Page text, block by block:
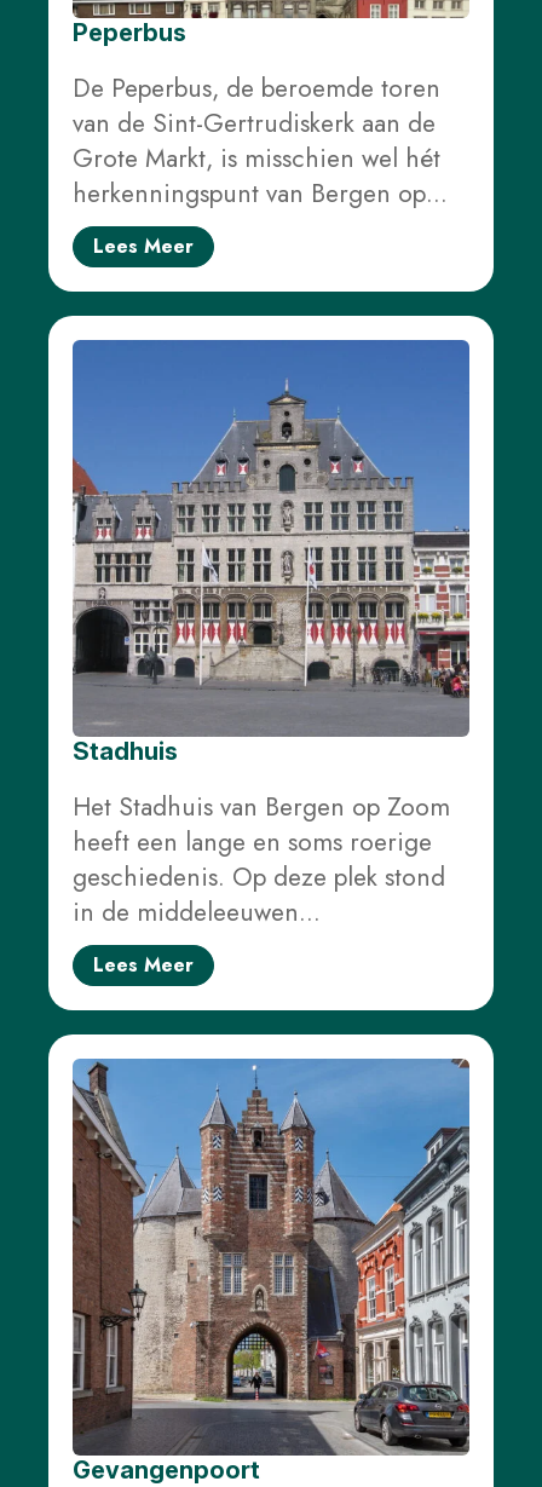
Peperbus
De Peperbus, de beroemde toren
van de Sint-Gertrudiskerk aan de
Grote Markt, is misschien wel hét
herkenningspunt van Bergen op…
Lees Meer
Stadhuis
Het Stadhuis van Bergen op Zoom
heeft een lange en soms roerige
geschiedenis. Op deze plek stond
in de middeleeuwen…
Lees Meer
Gevangenpoort